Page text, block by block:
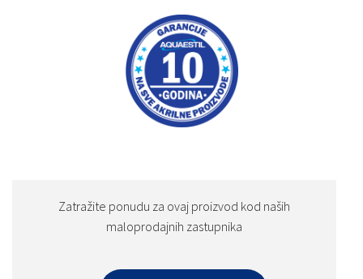
Zatražite ponudu za ovaj proizvod kod naših
maloprodajnih zastupnika